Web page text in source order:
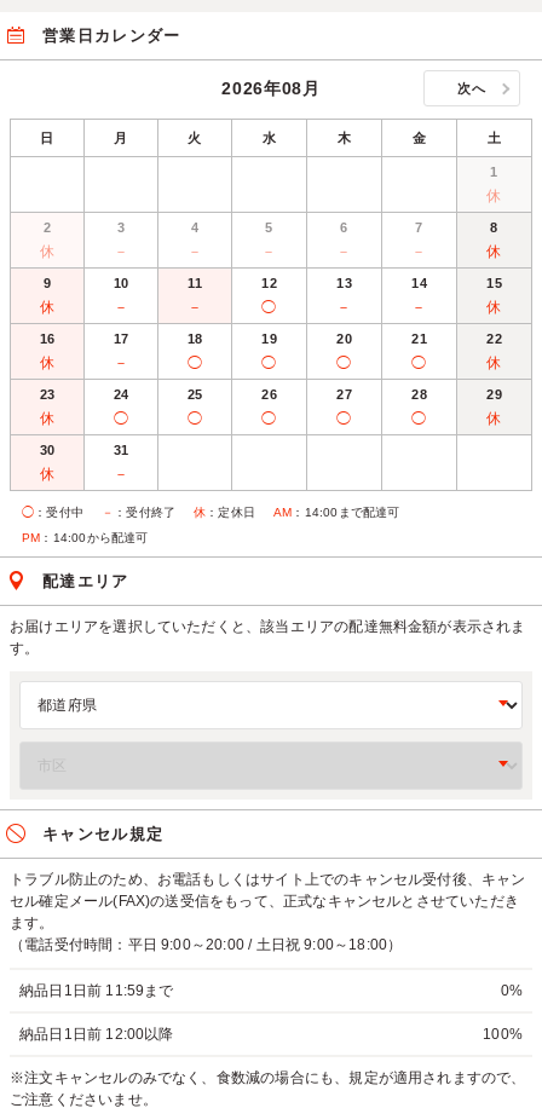
営業日カレンダー
2026年08月 次へ
日 月 火 水 木 金 土
1
休
2
休
3
－
4
－
5
－
6
－
7
－
8
休
9
休
10
－
11
－
12
◯
13
－
14
－
15
休
16
休
17
－
18
◯
19
◯
20
◯
21
◯
22
休
23
休
24
◯
25
◯
26
◯
27
◯
28
◯
29
休
30
休
31
－
◯ ：受付中 － ：受付終了 休 ：定休日 AM ：14:00まで配達可
PM ：14:00から配達可
配達エリア
お届けエリアを選択していただくと、該当エリアの配達無料金額が表示されま
す。
キャンセル規定
トラブル防止のため、お電話もしくはサイト上でのキャンセル受付後、キャン
セル確定メール(FAX)の送受信をもって、正式なキャンセルとさせていただき
ます。
（電話受付時間：平日 9:00～20:00 / 土日祝 9:00～18:00）
納品日1日前 11:59まで 0%
納品日1日前 12:00以降 100%
※注文キャンセルのみでなく、食数減の場合にも、規定が適用されますので、
ご注意くださいませ。